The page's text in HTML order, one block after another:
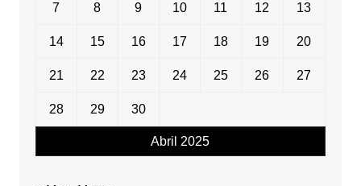
Abril 2025
7 8 9 10 11 12 13
14 15 16 17 18 19 20
21 22 23 24 25 26 27
28 29 30